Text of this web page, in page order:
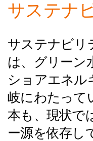
サステナ
サステナビリ
は、グリーン
ショアエネル
岐にわたって
本も、現状で
ー源を依存し